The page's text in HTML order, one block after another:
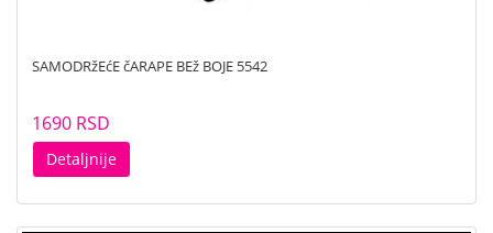
SAMODRžEćE čARAPE BEž BOJE 5542
1690 RSD
Detaljnije